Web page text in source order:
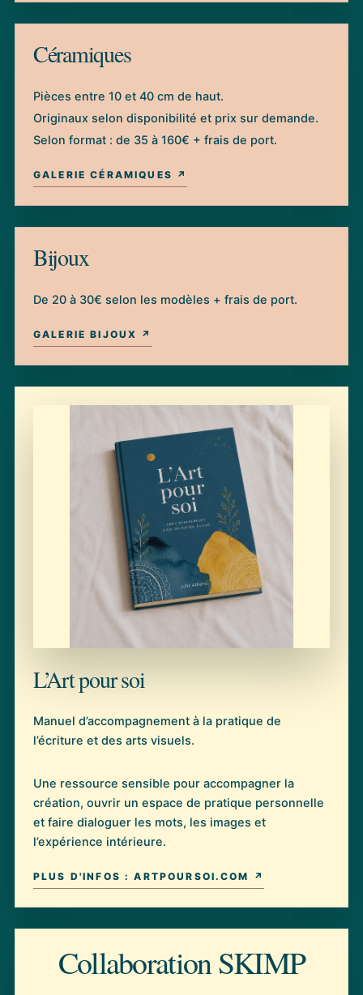
Céramiques
Pièces entre 10 et 40 cm de haut.
Originaux selon disponibilité et prix sur demande.
Selon format : de 35 à 160€ + frais de port.
GALERIE CÉRAMIQUES ↗
Bijoux
De 20 à 30€ selon les modèles + frais de port.
GALERIE BIJOUX ↗
L’Art pour soi
Manuel d’accompagnement à la pratique de
l’écriture et des arts visuels.
Une ressource sensible pour accompagner la
création, ouvrir un espace de pratique personnelle
et faire dialoguer les mots, les images et
l’expérience intérieure.
PLUS D'INFOS : ARTPOURSOI.COM ↗
Collaboration SKIMP